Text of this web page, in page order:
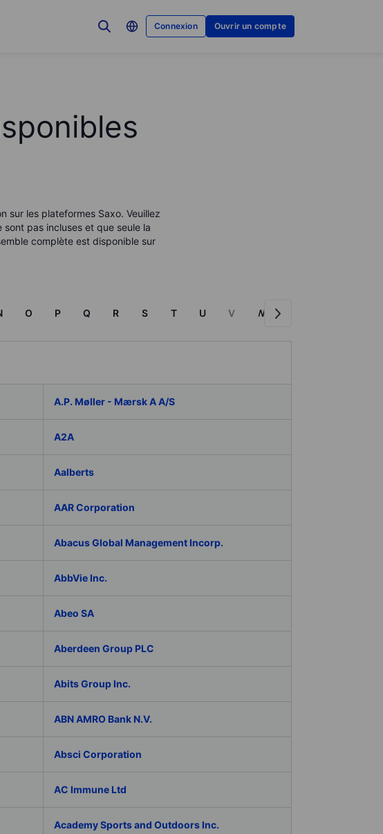
Connexion Ouvrir un compte
sur les plateformes Saxo. Veuillez
pas incluses et que seule la
complète est disponible sur
O P Q R S T U V W
A.P. Møller - Mærsk A A/S
A2A
Aalberts
AAR Corporation
Abacus Global Management Incorp.
AbbVie Inc.
Abeo SA
Aberdeen Group PLC
Abits Group Inc.
ABN AMRO Bank N.V.
Absci Corporation
AC Immune Ltd
Academy Sports and Outdoors Inc.